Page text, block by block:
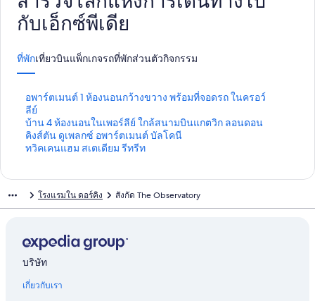
กับเอ็กซ์พีเดีย
ที่พักเที่ยวบินแพ็กเกจรถที่พักส่วนตัวกิจกรรม
อพาร์ตเมนต์ 1 ห้องนอนกว้างขวาง พร้อมที่จอดรถ ในครอว์
ลีย์
ลิ
ง
ก์
ม
า
า
น
ห
รั
บ
พ
บ้าน 4 ห้องนอนในเพอร์ลีย์ ใกล้สนามบินแกตวิก ลอนดอน
ลิ
ง
ก์
ร
ฐ
น
สำ
ห
บ
คิงส์ตัน ดูเพลกซ์ อพาร์ตเมนต์ บัลโคนี
ลิ
ง
ต
ร
า
น
สำ
รั
ทวิคเคนแฮม สเตเดียม รีทรีท
ลิ
า
ต
ฐ
า
น
ห
โรงแรมใน ดอร์คิง สังกัด The Observatory
บริษัท
เกี่ยวกับเรา